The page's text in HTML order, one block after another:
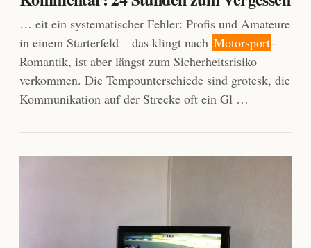
… eit ein systematischer Fehler: Profis und Amateure
in einem Starterfeld – das klingt nach Motorsport-
Romantik, ist aber längst zum Sicherheitsrisiko
verkommen. Die Tempounterschiede sind grotesk, die
Kommunikation auf der Strecke oft ein Gl …